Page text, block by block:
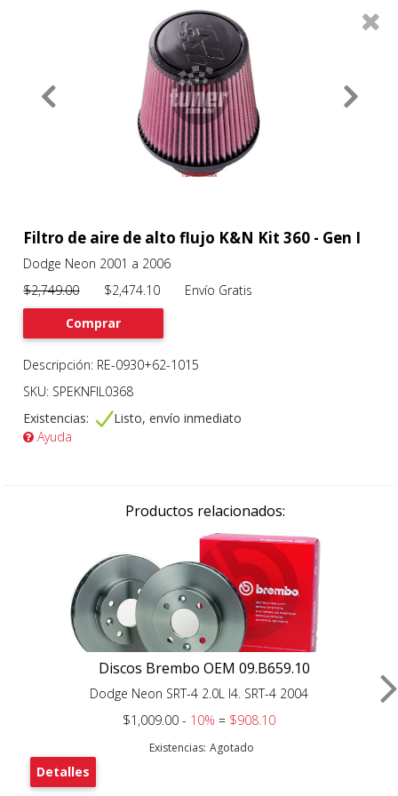
Filtros 0
Previous
Filtro de aire de alto flujo K&N Kit 360 - Gen I
Dodge Neon 2001 a 2006
$2,749.00$2,474.10 Envío Gratis
Comprar
Descripción: RE-0930+62-1015
SKU: SPEKNFIL0368
Existencias:
Listo, envío inmediato
Ayuda
Productos relacionados:
Discos Brembo OEM 09.B659.10
Dodge Neon SRT-4 2.0L I4. SRT-4 2004
$1,009.00 - 10% = $908.10
Existencias: Agotado
Detalles